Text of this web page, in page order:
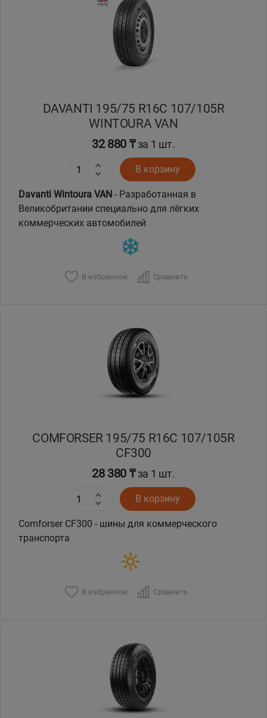
DAVANTI 195/75 R16C 107/105R
WINTOURA VAN
32 880 ₸за 1 шт.
В корзину
Davanti Wintoura VAN - Разработанная в
Великобритании специально для лёгких
коммерческих автомобилей
В избранное Сравнить
COMFORSER 195/75 R16C 107/105R
CF300
28 380 ₸за 1 шт.
В корзину
Comforser CF300 - шины для коммерческого
транспорта
В избранное Сравнить
Павлодар
Талдыкорган